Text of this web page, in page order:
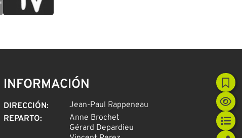
INFORMACIÓN
DIRECCIÓN:
Jean-Paul Rappeneau
REPARTO:
Anne Brochet
Gérard Depardieu